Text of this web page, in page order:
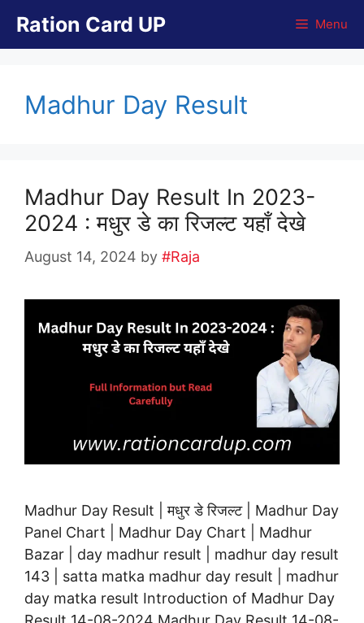
content
Ration Card UP Menu
Madhur Day Result
Madhur Day Result In 2023-
2024 : मधुर डे का रिजल्ट यहाँ देखे
August 14, 2024 by #Raja
Madhur Day Result | मधुर डे रिजल्ट | Madhur Day
Panel Chart | Madhur Day Chart | Madhur
Bazar | day madhur result | madhur day result
143 | satta matka madhur day result | madhur
day matka result Introduction of Madhur Day